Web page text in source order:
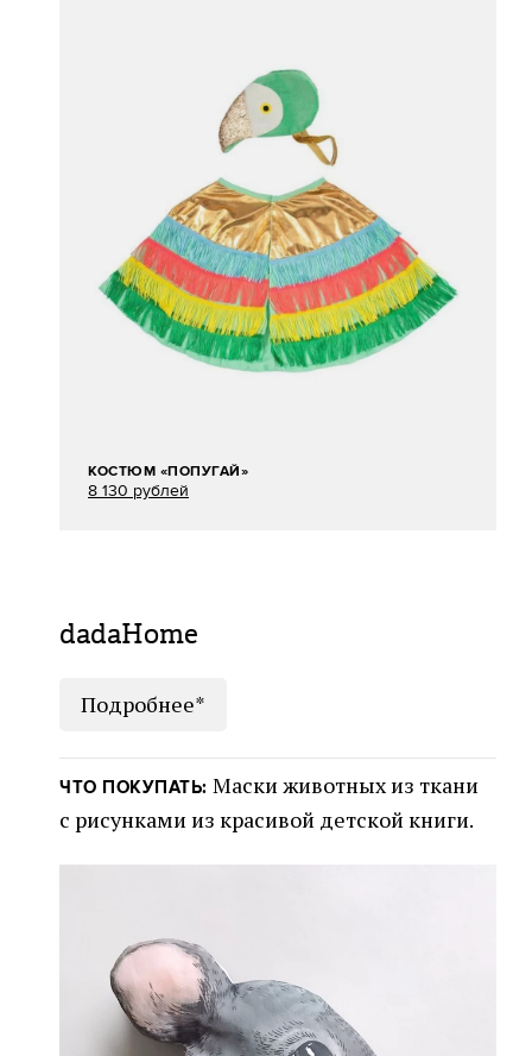
КОСТЮМ «ПОПУГАЙ»
8 130 рублей
dadaHome
Подробнее*
ЧТО ПОКУПАТЬ: Маски животных из ткани
с рисунками из красивой детской книги.